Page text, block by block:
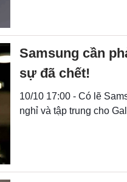
Samsung cần
sự đã chết!
10/10 17:00 - Có lẽ
nghỉ và tập trung cho